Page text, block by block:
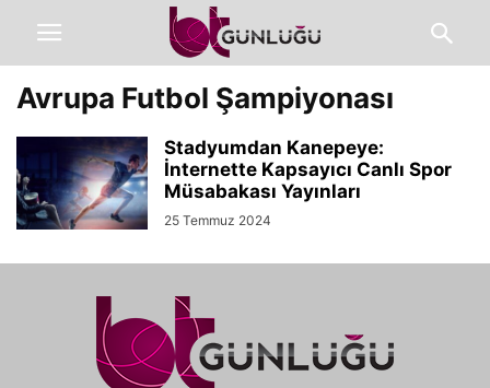
Avrupa Futbol Şampiyonası
Stadyumdan Kanepeye:
İnternette Kapsayıcı Canlı Spor
Müsabakası Yayınları
25 Temmuz 2024